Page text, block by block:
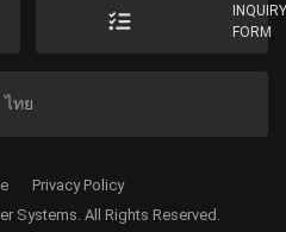
FORM
ไทย
Systems. All Rights Reserved.
Privacy Policy